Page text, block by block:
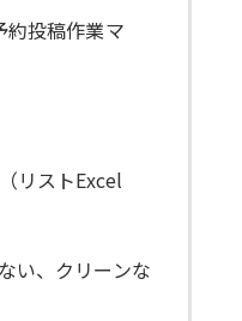
約投稿作業マ
リストExcel
い、クリーンな